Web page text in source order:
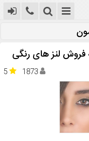
لنز های رنگی
5 1873